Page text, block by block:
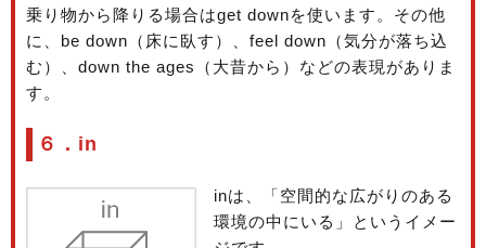
乗り物から降りる場合はget downを使います。その他
に、be down（床に臥す）、feel down（気分が落ち込
む）、down the ages（大昔から）などの表現がありま
す。
６．in
inは、「空間的な広がりのある
環境の中にいる」というイメー